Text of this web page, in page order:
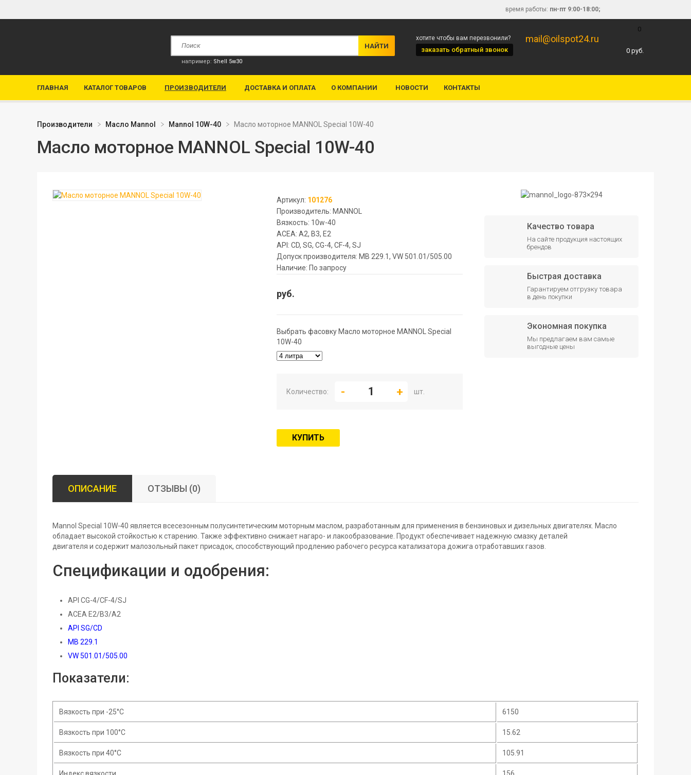
0
0руб.
время работы: пн-пт 9:00-18:00;
например: Shell 5w30
хотите чтобы вам перезвонили?
заказать обратный звонок
mail@oilspot24.ru
ГЛАВНАЯ КАТАЛОГ ТОВАРОВ ПРОИЗВОДИТЕЛИ ДОСТАВКА И ОПЛАТА О КОМПАНИИ НОВОСТИ КОНТАКТЫ
Производители Масло Mannol Mannol 10W-40 Масло моторное MANNOL Special 10W-40
Масло моторное MANNOL Special 10W-40
Артикул: 101276
Производитель: MANNOL
Вязкость: 10w-40
ACEA: A2, B3, E2
API: CD, SG, CG-4, CF-4, SJ
Допуск производителя: MB 229.1, VW 501.01/505.00
Наличие: По запросу
руб.
Выбрать фасовку Масло моторное MANNOL Special
10W-40
Количество: шт.
КУПИТЬ
Качество товара
На сайте продукция настоящих
брендов
Быстрая доставка
Гарантируем отгрузку товара
в день покупки
Экономная покупка
Мы предлагаем вам самые
выгодные цены
ОПИСАНИЕ ОТЗЫВЫ (0)
Mannol Special 10W-40 является всесезонным полусинтетическим моторным маслом, разработанным для применения в бензиновых и дизельных двигателях. Масло
обладает высокой стойкостью к старению. Также эффективно снижает нагаро- и лакообразование. Продукт обеспечивает надежную смазку деталей
двигателя и содержит малозольный пакет присадок, способствующий продлению рабочего ресурса катализатора дожига отработавших газов.
Спецификации и одобрения:
API CG-4/CF-4/SJ
ACEA E2/B3/A2
API SG/CD
MB 229.1
VW 501.01/505.00
Показатели:
Вязкость при -25°C 6150
Вязкость при 100°C 15.62
Вязкость при 40°C 105.91